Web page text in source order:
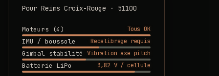
Pour Reims Croix-Rouge · 51100
Moteurs (4)
Tous OK
IMU / boussole
Recalibrage requis
Gimbal stabilité Vibration axe pitch
Batterie LiPo
3,82 V / cellule